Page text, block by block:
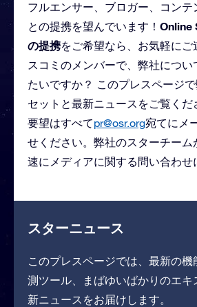
フルエンサー、ブロガー、コンテ
との提携を望んでいます！ Online
の提携をご希望なら、お気軽にご
スコミのメンバーで、弊社につい
たいですか？ このプレスページ
セットと最新ニュースをご覧く
要望はすべてpr@osr.org宛てにメ
せください。弊社のスターチーム
速にメディアに関する問い合わせ
スターニュース
このプレスページでは、最新の機
測ツール、まばゆいばかりのエキ
新ニュースをお届けします。